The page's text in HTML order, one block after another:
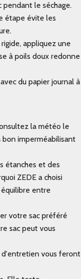
le séchage.
étape évite les
appliquez une
à poils doux redonne
du papier journal à
la météo le
imperméabilisant
étanches et des
ZEDE a choisi
entre
votre sac préféré
sac peut vous
d'entretien vous feront